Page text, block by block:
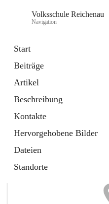
Volksschule Reichenau
Navigation
Start
Beiträge
Artikel
Beschreibung
Kontakte
Hervorgehobene Bilder
Dateien
Standorte
Externe Webseite
in
Tab
Toni Klix Maustraining
Externe Webseite
öffnet
in
neuem
Tab